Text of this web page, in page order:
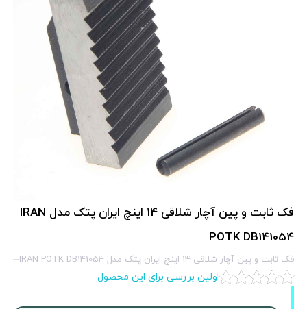
فک ثابت و پین آچار شلاقی 14 اینچ ایران پتک مدل IRAN
POTK DB141054
فک ثابت و پین آچار شلاقی 14 اینچ ایران پتک مدل IRAN POTK DB141054
اولین بررسی برای این محصول